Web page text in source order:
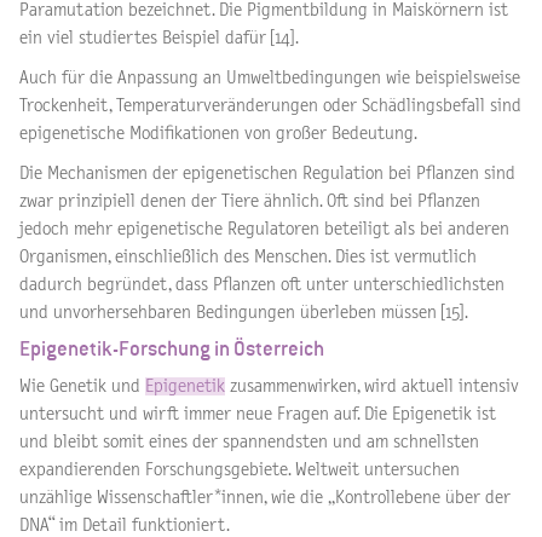
Paramutation bezeichnet. Die Pigmentbildung in Maiskörnern ist
ein viel studiertes Beispiel dafür [14].
Auch für die Anpassung an Umweltbedingungen wie beispielsweise
Trockenheit, Temperaturveränderungen oder Schädlingsbefall sind
epigenetische Modifikationen von großer Bedeutung.
Die Mechanismen der epigenetischen Regulation bei Pflanzen sind
zwar prinzipiell denen der Tiere ähnlich. Oft sind bei Pflanzen
jedoch mehr epigenetische Regulatoren beteiligt als bei anderen
Organismen, einschließlich des Menschen. Dies ist vermutlich
dadurch begründet, dass Pflanzen oft unter unterschiedlichsten
und unvorhersehbaren Bedingungen überleben müssen [15].
Epigenetik-Forschung in Österreich
Wie Genetik und Epigenetik zusammenwirken, wird aktuell intensiv
untersucht und wirft immer neue Fragen auf. Die Epigenetik ist
und bleibt somit eines der spannendsten und am schnellsten
expandierenden Forschungsgebiete. Weltweit untersuchen
unzählige Wissenschaftler*innen, wie die „Kontrollebene über der
DNA“ im Detail funktioniert.